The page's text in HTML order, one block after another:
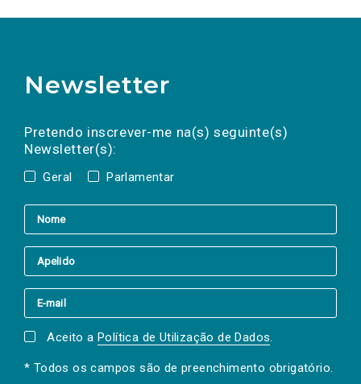
Newsletter
Pretendo inscrever-me na(s) seguinte(s)
Newsletter(s):
Geral Parlamentar
a(s) newsletter(s).
mail
Aceito a Política de Utilização de Dados.
* Todos os campos são de preenchimento obrigatório.